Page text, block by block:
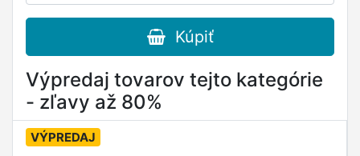
Kúpiť
Výpredaj tovarov tejto kategórie
- zľavy až 80%
VÝPREDAJ